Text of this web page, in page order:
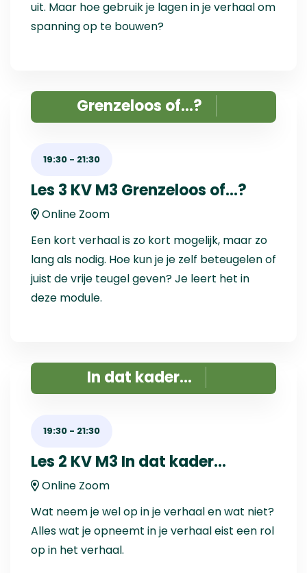
uit. Maar hoe gebruik je lagen in je verhaal om
spanning op te bouwen?
Grenzeloos of...?
19:30 - 21:30
Les 3 KV M3 Grenzeloos of...?
Online Zoom
Een kort verhaal is zo kort mogelijk, maar zo
lang als nodig. Hoe kun je je zelf beteugelen of
juist de vrije teugel geven? Je leert het in
deze module.
In dat kader...
19:30 - 21:30
Les 2 KV M3 In dat kader...
Online Zoom
Wat neem je wel op in je verhaal en wat niet?
Alles wat je opneemt in je verhaal eist een rol
op in het verhaal.